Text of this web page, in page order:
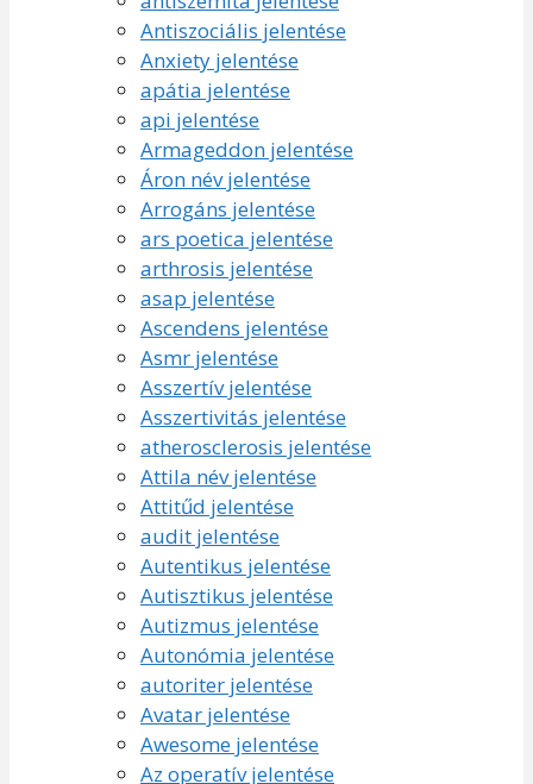
Antiszociális jelentése
Anxiety jelentése
apátia jelentése
api jelentése
Armageddon jelentése
Áron név jelentése
Arrogáns jelentése
ars poetica jelentése
arthrosis jelentése
asap jelentése
Ascendens jelentése
Asmr jelentése
Asszertív jelentése
Asszertivitás jelentése
atherosclerosis jelentése
Attila név jelentése
Attitűd jelentése
audit jelentése
Autentikus jelentése
Autisztikus jelentése
Autizmus jelentése
Autonómia jelentése
autoriter jelentése
Avatar jelentése
Awesome jelentése
Az operatív jelentése